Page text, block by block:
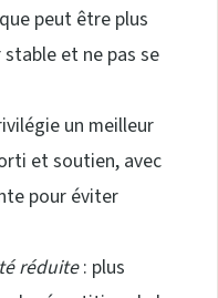
peut être plus
et ne pas se
un meilleur
et soutien, avec
pour éviter
réduite: plus